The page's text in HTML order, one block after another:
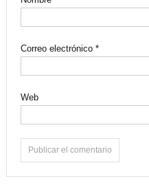
Correo electrónico *
Web